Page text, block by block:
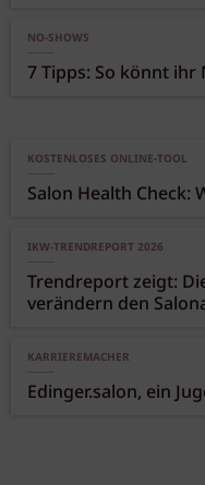
NO-SHOWS
7 Tipps: So könnt
KOSTENLOSES ONLINE-TOOL
Salon Health Check:
IKW-TRENDREPORT 2026
Trendreport zeigt:
verändern den
KARRIEREMACHER
Edinger.salon, ein